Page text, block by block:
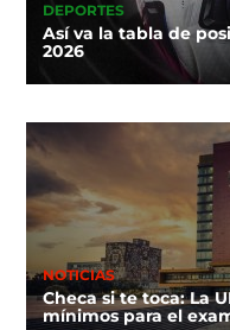
DEPORTES
Así va la tabla de
2026
NOTICIAS
Checa si te toca: La
mínimos para el